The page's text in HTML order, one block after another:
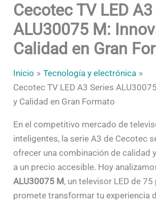
Cecotec TV LED
ALU30075 M:
Calidad en Gran
Inicio
Tecnología y electrónica
Cecotec TV LED A3 Series
y Calidad en Gran Formato
En el competitivo mercado de
inteligentes, la serie A3 de Cecotec
ofrecer una combinación de calidad
a un precio accesible. Hoy
ALU30075 M , un televisor LED de
promete transformar tu experiencia